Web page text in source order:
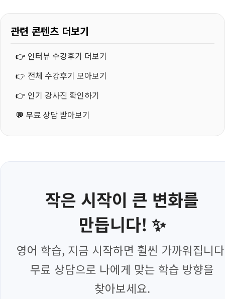
관련 콘텐츠 더보기
👉 인터뷰 수강후기 더보기
👉 전체 수강후기 모아보기
👉 인기 강사진 확인하기
💬 무료 상담 받아보기
작은 시작이 큰 변화를
만듭니다! ✨
영어 학습, 지금 시작하면 훨씬 가까워집니
무료 상담으로 나에게 맞는 학습 방향을
찾아보세요.